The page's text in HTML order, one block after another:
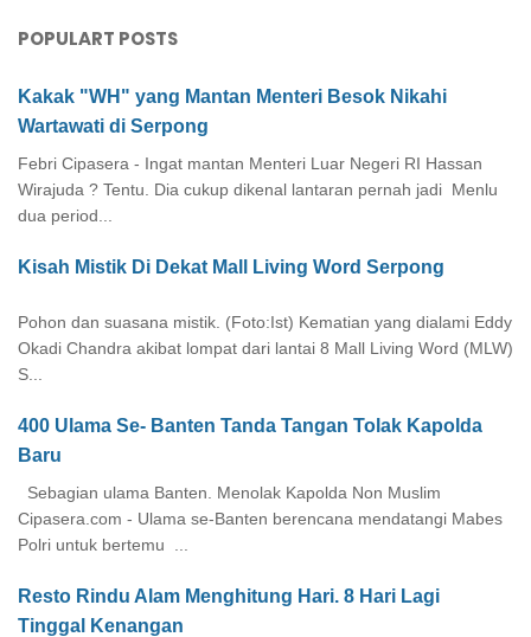
POPULART POSTS
Kakak "WH" yang Mantan Menteri Besok Nikahi
Wartawati di Serpong
Febri Cipasera - Ingat mantan Menteri Luar Negeri RI Hassan
Wirajuda ? Tentu. Dia cukup dikenal lantaran pernah jadi Menlu
dua period...
Kisah Mistik Di Dekat Mall Living Word Serpong
Pohon dan suasana mistik. (Foto:Ist) Kematian yang dialami Eddy
Okadi Chandra akibat lompat dari lantai 8 Mall Living Word (MLW)
S...
400 Ulama Se- Banten Tanda Tangan Tolak Kapolda
Baru
Sebagian ulama Banten. Menolak Kapolda Non Muslim
Cipasera.com - Ulama se-Banten berencana mendatangi Mabes
Polri untuk bertemu ...
Resto Rindu Alam Menghitung Hari. 8 Hari Lagi
Tinggal Kenangan